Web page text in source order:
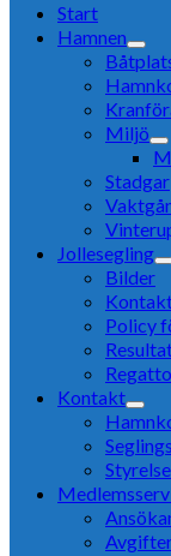
Start
Hamnen
Miljö
Stadgar
Jollesegling
Bilder
Policy
Kontakt
Styrelse